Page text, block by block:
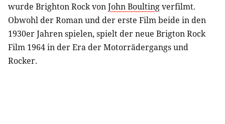
wurde Brighton Rock vonJohn Boultingverfilmt.
Obwohl der Roman und der erste Film beide in den
1930er Jahren spielen, spielt der neue Brigton Rock
Film 1964 in der Era der Motorrädergangs und
Rocker.